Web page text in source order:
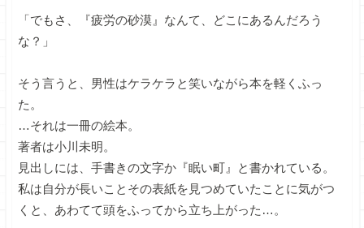
「でもさ、『疲労の砂漠』なんて、どこにあるんだろう
な？」
そう言うと、男性はケラケラと笑いながら本を軽くふっ
た。
…それは一冊の絵本。
著者は小川未明。
見出しには、手書きの文字か『眠い町』と書かれている。
私は自分が長いことその表紙を見つめていたことに気がつ
くと、あわてて頭をふってから立ち上がった…。